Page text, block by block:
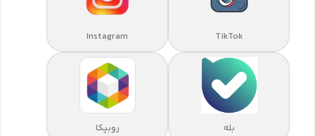
TikTok
Instagram
بله روبیکا